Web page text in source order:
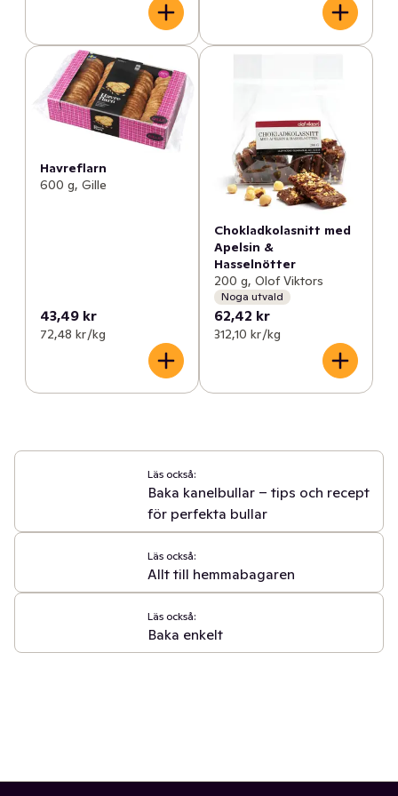
Havreflarn
600 g, Gille
43,49 kr
72,48 kr /kg
Chokladkolasnitt med
Apelsin &
Hasselnötter
200 g, Olof Viktors
Noga utvald
62,42 kr
312,10 kr /kg
Läs också:
Baka kanelbullar – tips och recept
för perfekta bullar
Läs också:
Allt till hemmabagaren
Läs också:
Baka enkelt